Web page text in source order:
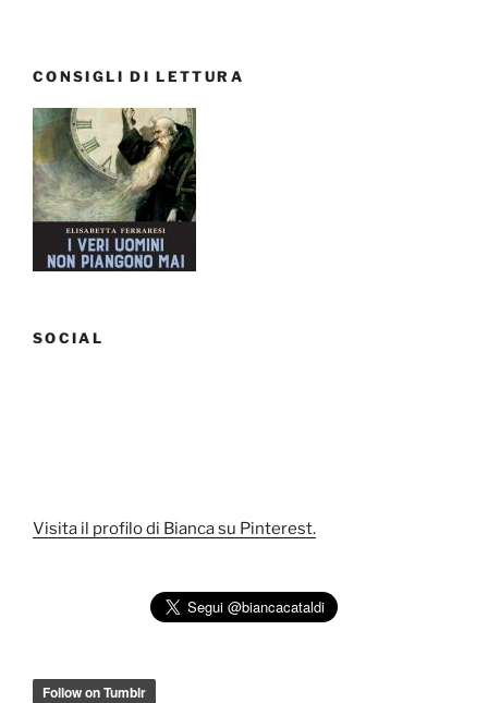
CONSIGLI DI LETTURA
SOCIAL
Visita il profilo di Bianca su Pinterest.